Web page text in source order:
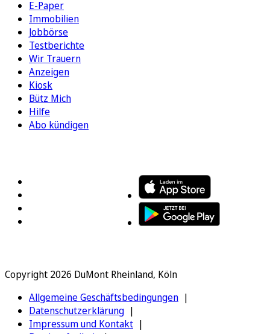
E-Paper
Immobilien
Jobbörse
Testberichte
Wir Trauern
Anzeigen
Kiosk
Bütz Mich
Hilfe
Abo kündigen
Copyright 2026 DuMont Rheinland, Köln
Allgemeine Geschäftsbedingungen
Datenschutzerklärung
Impressum und Kontakt